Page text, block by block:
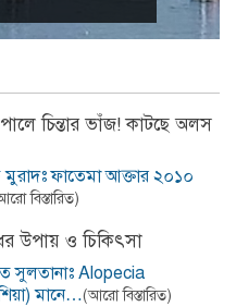
চিন্তার ভাঁজ! কাটছে অলস
ফাতেমা আক্তার ২০১০
বিস্তারিত)
উপায় ও চিকিৎসা
সুলতানাঃ Alopecia
মানে…(আরো বিস্তারিত)